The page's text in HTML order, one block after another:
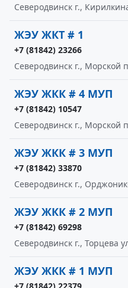
Северодвинск г.,
ЖЭУ ЖКТ # 1
+7 (81842) 23266
Северодвинск г., Морской
ЖЭУ ЖКК # 4 МУП
+7 (81842) 10547
Северодвинск г., Морской
ЖЭУ ЖКК # 3 МУП
+7 (81842) 33870
Северодвинск г.,
ЖЭУ ЖКК # 2 МУП
+7 (81842) 69298
Северодвинск г., Торцева
ЖЭУ ЖКК # 1 МУП